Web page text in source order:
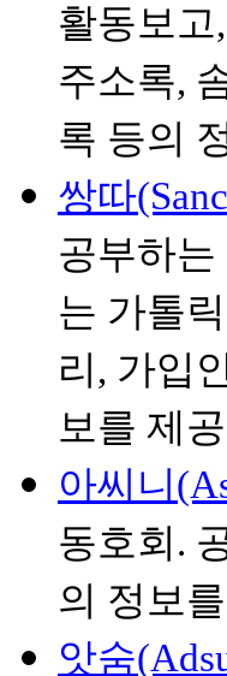
활동보
주소록,
록 등의
쌍따
공부하
는 가톨
리, 가입
보를 제
아씨니
동호회.
의 정보
앗숨